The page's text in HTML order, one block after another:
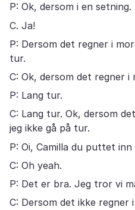
P: Ok, dersom i en setning.
C. Ja!
P: Dersom det regner i
tur.
C: Ok, dersom det regner i
P: Lang tur.
C: Lang tur. Ok, dersom
jeg ikke gå på tur.
P: Oi, Camilla du puttet inn
C: Oh yeah.
P: Det er bra. Jeg tror vi
C: Dersom det ikke regner